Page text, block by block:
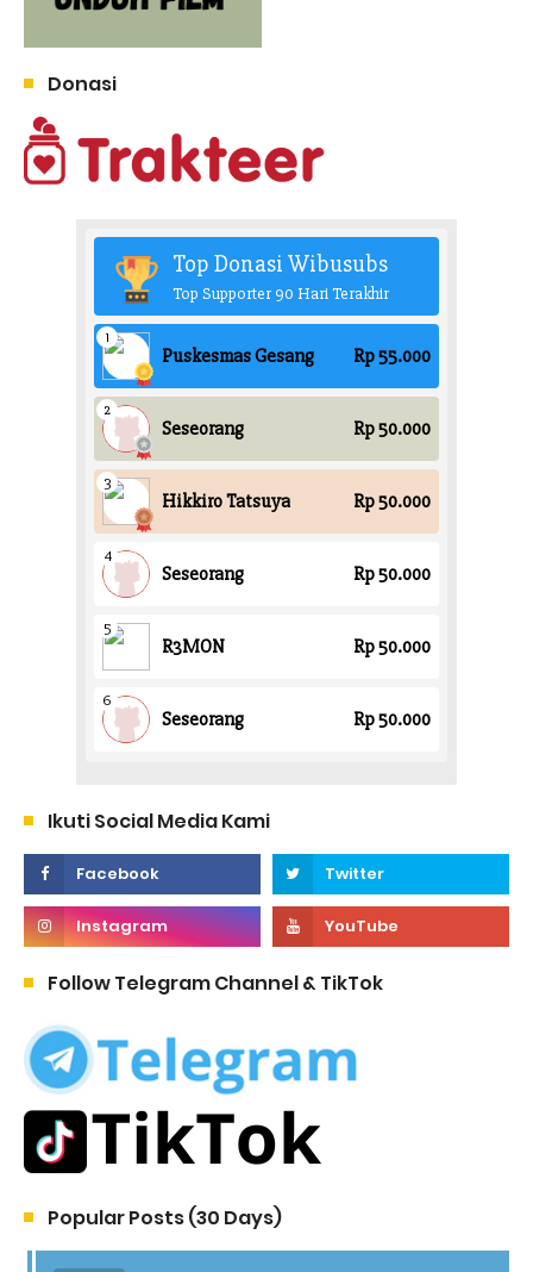
Donasi
Ikuti Social Media Kami
Follow Telegram Channel & TikTok
Popular Posts (30 Days)